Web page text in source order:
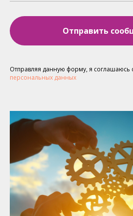
Отправить
Отправляя данную форму, я соглашаюсь
персональных данных